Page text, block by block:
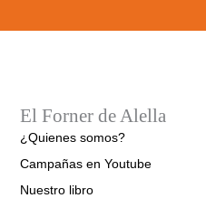
El Forner de Alella
¿Quienes somos?
Campañas en Youtube
Nuestro libro